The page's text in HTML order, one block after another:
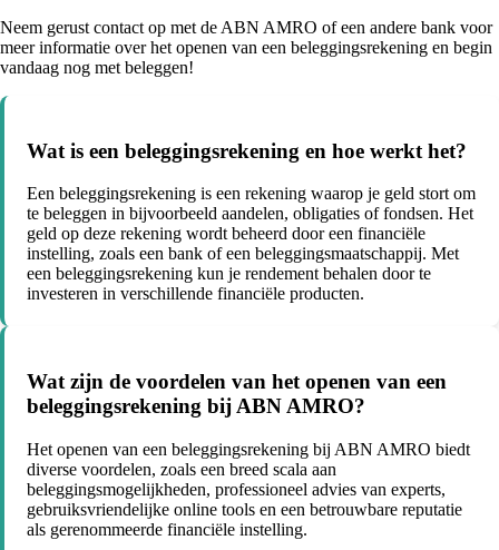
Neem gerust contact op met de ABN AMRO of een andere bank voor
meer informatie over het openen van een beleggingsrekening en begin
vandaag nog met beleggen!
Wat is een beleggingsrekening en hoe werkt het?
Een beleggingsrekening is een rekening waarop je geld stort om
te beleggen in bijvoorbeeld aandelen, obligaties of fondsen. Het
geld op deze rekening wordt beheerd door een financiële
instelling, zoals een bank of een beleggingsmaatschappij. Met
een beleggingsrekening kun je rendement behalen door te
investeren in verschillende financiële producten.
Wat zijn de voordelen van het openen van een
beleggingsrekening bij ABN AMRO?
Het openen van een beleggingsrekening bij ABN AMRO biedt
diverse voordelen, zoals een breed scala aan
beleggingsmogelijkheden, professioneel advies van experts,
gebruiksvriendelijke online tools en een betrouwbare reputatie
als gerenommeerde financiële instelling.